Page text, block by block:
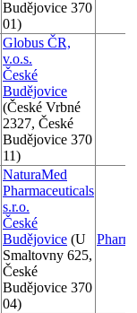
Budějovice 370
01)
Globus ČR,
v.o.s.
České
Budějovice
(České Vrbné
2327, České
Budějovice 370
11)
NaturaMed
Pharmaceuticals
s.r.o.
České
Budějovice (U
Smaltovny 625,
České
Budějovice 370
04)